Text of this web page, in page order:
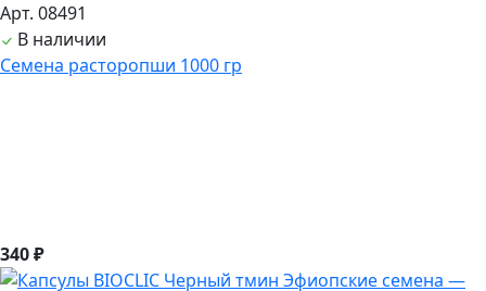
Арт. 08491
В наличии
Семена расторопши 1000 гр
340 ₽